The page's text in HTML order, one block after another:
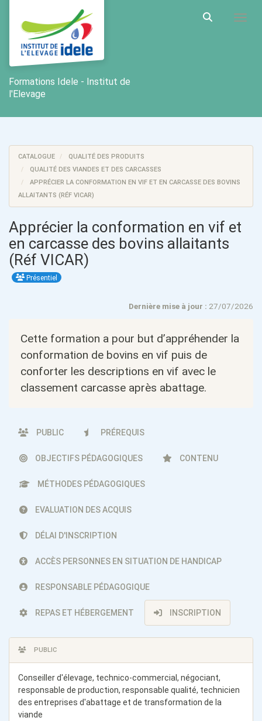
Aller au menu principal
Aller au contenu principal
Personnaliser l'interface
Formations Idele - Institut de
l'Elevage
CATALOGUE
QUALITÉ DES PRODUITS
QUALITÉ DES VIANDES ET DES CARCASSES
APPRÉCIER LA CONFORMATION EN VIF ET EN CARCASSE DES BOVINS
ALLAITANTS (RÉF VICAR)
Apprécier la conformation en vif et
en carcasse des bovins allaitants
(Réf VICAR)
Présentiel
Dernière mise à jour : 27/07/2026
Cette formation a pour but d’appréhender la
conformation de bovins en vif puis de
conforter les descriptions en vif avec le
classement carcasse après abattage.
PUBLIC PRÉREQUIS
OBJECTIFS PÉDAGOGIQUES CONTENU
MÉTHODES PÉDAGOGIQUES
EVALUATION DES ACQUIS
DÉLAI D'INSCRIPTION
ACCÈS PERSONNES EN SITUATION DE HANDICAP
RESPONSABLE PÉDAGOGIQUE
REPAS ET HÉBERGEMENT INSCRIPTION
PUBLIC
Conseiller d'élevage, technico-commercial, négociant,
responsable de production, responsable qualité, technicien
des entreprises d'abattage et de transformation de la
viande